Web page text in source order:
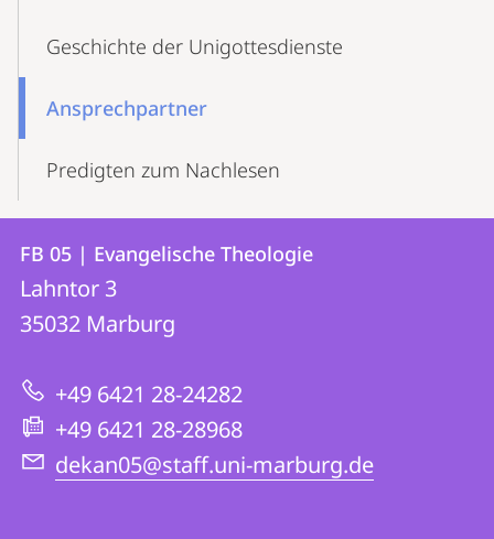
Geschichte der Unigottesdienste
Ansprechpartner
Predigten zum Nachlesen
Kontakt
und
Informationen
zur
Website
Kontaktinformationen
FB
05
Evangelische
Theologie
FB 05 | Evangelische Theologie
Lahntor 3
35032 Marburg
+49 6421 28-24282
+49 6421 28-28968
dekan05@staff.uni-marburg.de